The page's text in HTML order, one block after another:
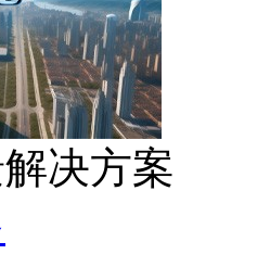
决方案